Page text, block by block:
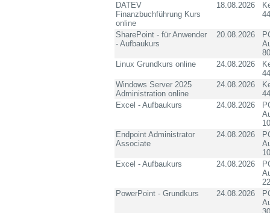
DATEV
Finanzbuchführung Kurs
online
18.08.2026
SharePoint - für Anwender
- Aufbaukurs
20.08.2026
Linux Grundkurs online
24.08.2026
Windows Server 2025
Administration online
24.08.2026
Excel - Aufbaukurs
24.08.2026
Endpoint Administrator
Associate
24.08.2026
Excel - Aufbaukurs
24.08.2026
PowerPoint - Grundkurs
24.08.2026